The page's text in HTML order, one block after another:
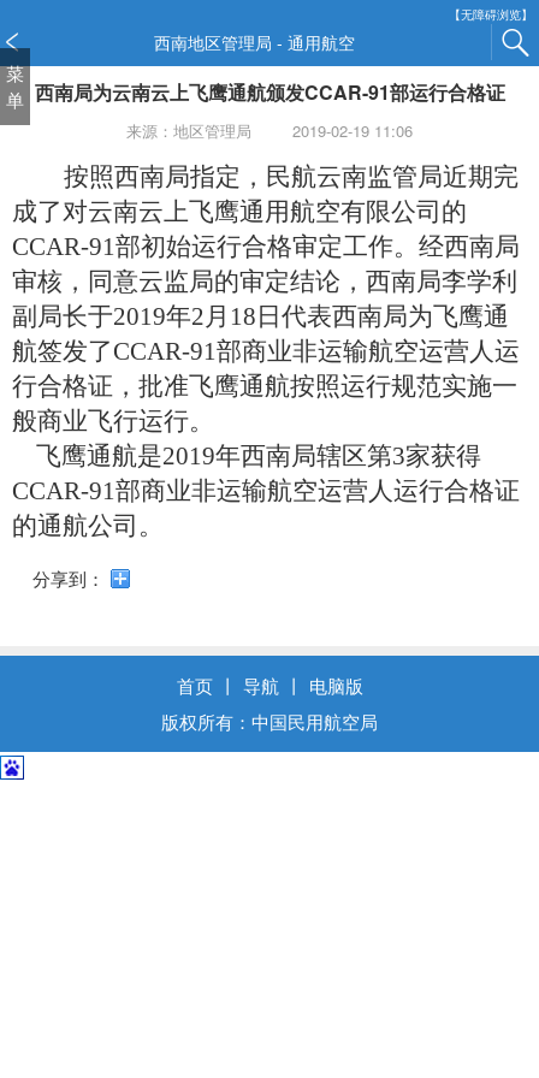
【无障碍浏览】
西南地区管理局 - 通用航空
菜
单 西南局为云南云上飞鹰通航颁发CCAR-91部运行合格证
来源：地区管理局 2019-02-19 11:06
按照西南局指定，民航云南监管局近期完
成了对云南云上飞鹰通用航空有限公司 的
CCAR-91部初始运行合格审定工作。经西南局
审核，同意云监局的审定结论，西南局李学利
副局长于2019年2月 18 日 代表西南局为飞鹰通
航签发了CCAR-91部商业非运输航空运营人运
行合格证，批准飞鹰通航按照运行规范实施一
般商业飞行运行。
飞鹰通航是2019年西南局辖区第3家获得
CCAR-91部商业非运输航空运营人运行合格证
的通航公司。
分享到：
首页 丨 导航 丨
电脑版
版权所有：中国民用航空局
窗
口
打
说
明
页
面,
按
Alt
加
波
浪
打
开
导